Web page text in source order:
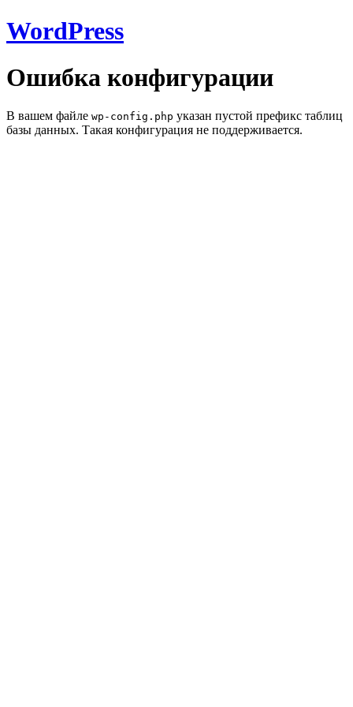
WordPress
Ошибка конфигурации
В вашем файле wp-config.php указан пустой префикс таблиц
базы данных. Такая конфигурация не поддерживается.